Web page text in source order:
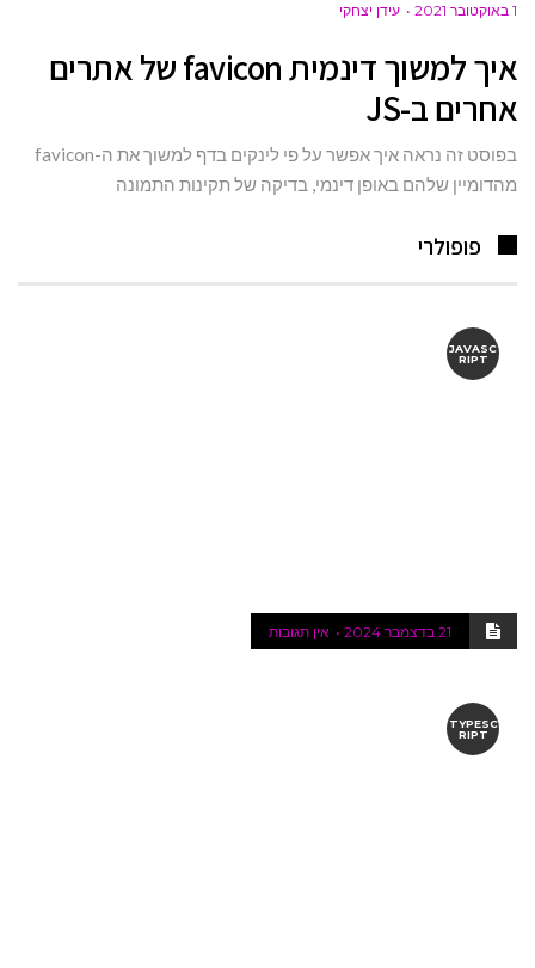
1 באוקטובר 2021 עידן יצחקי
איך למשוך דינמית favicon של אתרים
אחרים ב-JS
בפוסט זה נראה איך אפשר על פי לינקים בדף למשוך את ה-favicon
מהדומיין שלהם באופן דינמי, בדיקה של תקינות התמונה
פופולרי
JAVASC
RIPT
21 בדצמבר 2024 אין תגובות
TYPESC
RIPT